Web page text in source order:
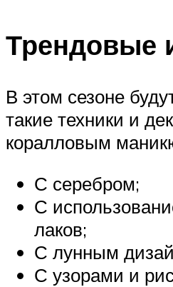
Трендовые
В этом сезоне
такие техники и
коралловым
С серебром;
С
лаков;
С лунным
С узорами и